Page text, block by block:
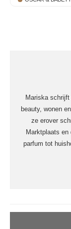
Mariska
beauty, wonen
ze erover
Marktplaats
parfum tot